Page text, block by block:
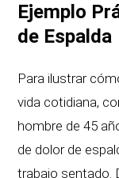
Ejemplo
de Espalda
Para ilustrar
vida cotidiana,
hombre de 45
de dolor de
trabajo sentado.